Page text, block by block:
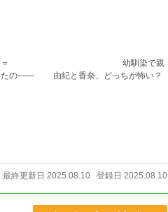
？ 何かが違う＝＝ 幼馴染で親
たの―― 由紀と香奈、どっちが怖い？
最終更新日 2025.08.10 登録日 2025.08.10